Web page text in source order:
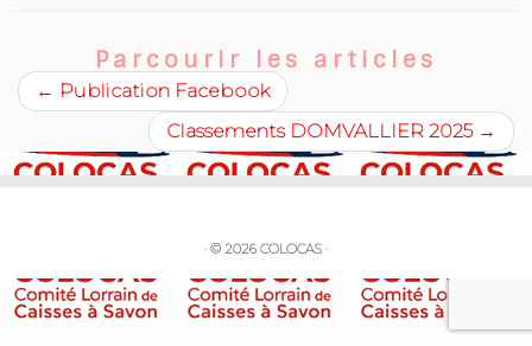
Parcourir les articles
← Publication Facebook
Classements DOMVALLIER 2025 →
· © 2026 COLOCAS ·